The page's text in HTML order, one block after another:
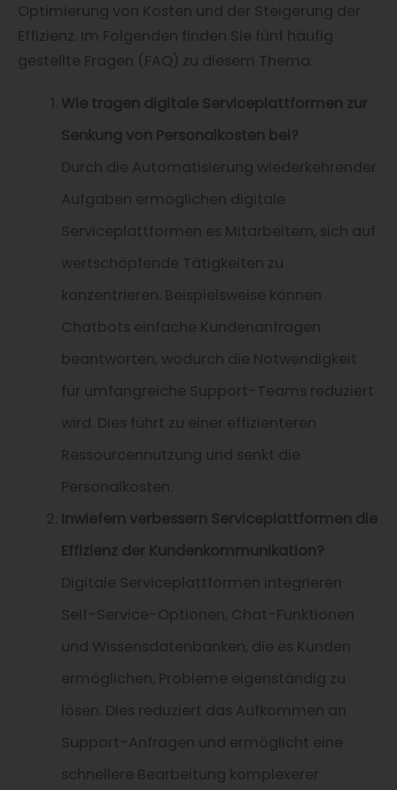
Optimierung von Kosten und der Steigerung der
Effizienz. Im Folgenden finden Sie fünf häufig
gestellte Fragen (FAQ) zu diesem Thema:​
Wie tragen digitale Serviceplattformen zur
Senkung von Personalkosten bei?
Durch die Automatisierung wiederkehrender
Aufgaben ermöglichen digitale
Serviceplattformen es Mitarbeitern, sich auf
wertschöpfende Tätigkeiten zu
konzentrieren. Beispielsweise können
Chatbots einfache Kundenanfragen
beantworten, wodurch die Notwendigkeit
für umfangreiche Support-Teams reduziert
wird. Dies führt zu einer effizienteren
Ressourcennutzung und senkt die
Personalkosten.
Inwiefern verbessern Serviceplattformen die
Effizienz der Kundenkommunikation?
Digitale Serviceplattformen integrieren
Self-Service-Optionen, Chat-Funktionen
und Wissensdatenbanken, die es Kunden
ermöglichen, Probleme eigenständig zu
lösen. Dies reduziert das Aufkommen an
Support-Anfragen und ermöglicht eine
schnellere Bearbeitung komplexerer